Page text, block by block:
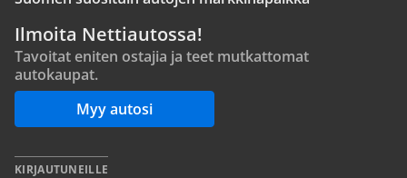
Ilmoita Nettiautossa!
Tavoitat eniten ostajia ja teet mutkattomat
autokaupat.
Myy autosi
KIRJAUTUNEILLE